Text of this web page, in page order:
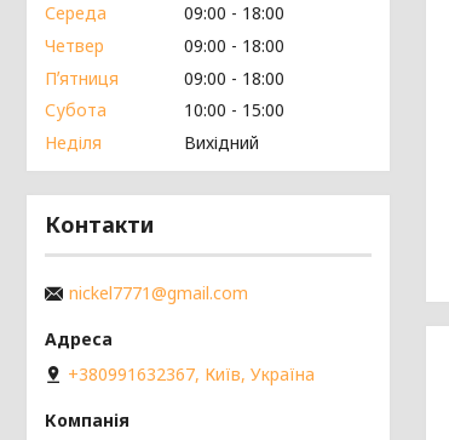
Середа
09:00
18:00
Четвер
09:00
18:00
Пʼятниця
09:00
18:00
Субота
10:00
15:00
Неділя
Вихідний
Контакти
nickel7771@gmail.com
+380991632367, Київ, Україна